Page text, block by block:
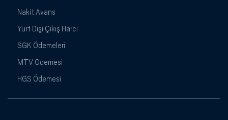
Nakit Avans
Yurt Dışı Çıkış Harcı
SGK Ödemeleri
MTV Ödemesi
HGS Ödemesi